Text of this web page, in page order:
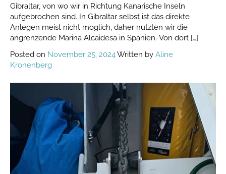
Gibraltar, von wo wir in Richtung Kanarische Inseln
aufgebrochen sind. In Gibraltar selbst ist das direkte
Anlegen meist nicht möglich, daher nutzten wir die
angrenzende Marina Alcaidesa in Spanien. Von dort […]
Posted on November 25, 2024Written by Aline
Kronenberg